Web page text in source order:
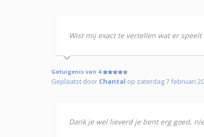
Wist mij exact te vertellen wat er
Getuigenis van 4
Geplaatst door Chantal op zaterdag 7 februari
Dank je wel lieverd je bent erg goed,